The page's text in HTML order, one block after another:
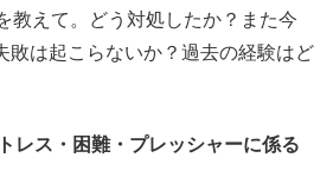
教えて。どう対処したか？また今
敗は起こらないか？過去の経験はど
レス・困難・プレッシャーに係る